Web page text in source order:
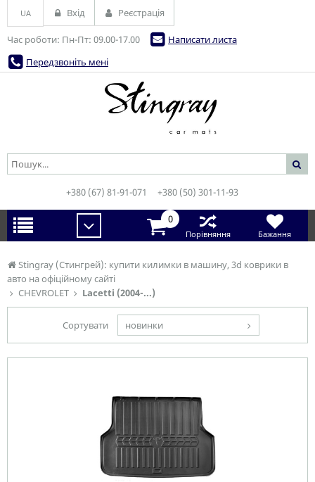
Stingray (Стингрей): купити килимки в машину, 3d коврики в
авто на офіційному сайті
CHEVROLET
Lacetti (2004-...)
Сортувати новинки
Час роботи: Пн-Пт: 09.00-17.00
Написати листа
Передзвоніть мені
UA Вхід Реєстрація
+380 (67) 81-91-071 +380 (50) 301-11-93
0
Порівняння Бажання